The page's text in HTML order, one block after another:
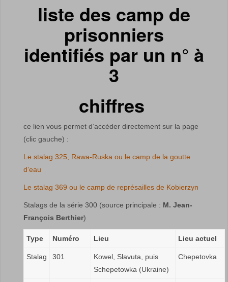
liste des camp de
prisonniers
identifiés par un n° à
3
chiffres
ce lien vous permet d’accéder directement sur la page
(clic gauche) :
Le stalag 325, Rawa-Ruska ou le camp de la goutte
d’eau
Le stalag 369 ou le camp de représailles de Kobierzyn
Stalags de la série 300 (source principale : M. Jean-
François Berthier)
Type Numéro Lieu Lieu actuel
Stalag 301
Kowel, Slavuta, puis
Schepetowka (Ukraine)
Chepetovka